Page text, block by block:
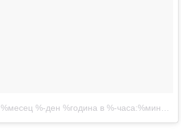
%месец %-ден %година в %-часа:%минути%сутрин/вечер ST